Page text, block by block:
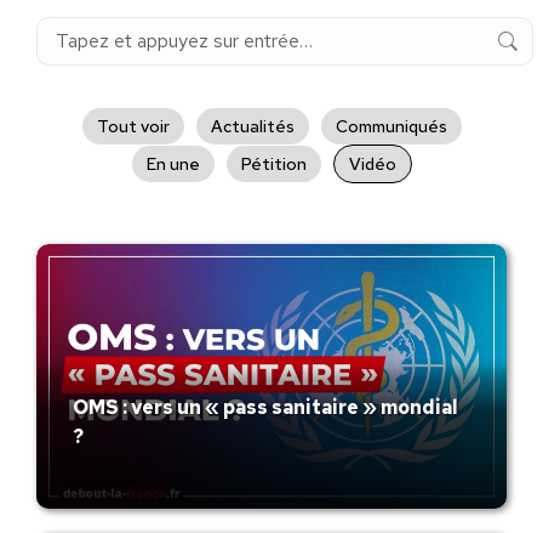
Recherche
Tout voir Actualités
Communiqués
En une
Pétition Vidéo
OMS : vers un « pass sanitaire » mondial
?